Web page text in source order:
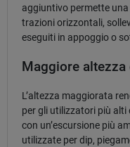
aggiuntivo permette
trazioni orizzontali,
eseguiti in appoggio o
Maggiore
L’altezza maggiorata
per gli utilizzatori più alti
con un’escursione più
utilizzate per dip,